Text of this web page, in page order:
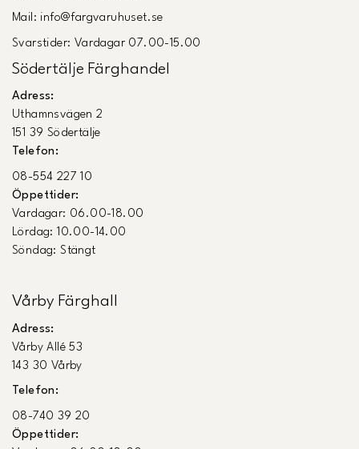
Mail: info@fargvaruhuset.se
Svarstider: Vardagar 07.00-15.00
Södertälje Färghandel
Adress:
Uthamnsvägen 2
151 39 Södertälje
Telefon:
08-554 227 10
Öppettider:
Vardagar: 06.00-18.00
Lördag: 10.00-14.00
Söndag: Stängt
Vårby Färghall
Adress:
Vårby Allé 53
143 30 Vårby
Telefon:
08-740 39 20
Öppettider: